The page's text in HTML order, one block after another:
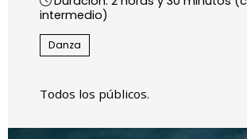
intermedio)
Danza
Todos los públicos.